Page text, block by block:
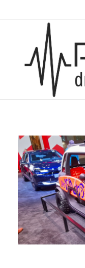
Puls Magazin